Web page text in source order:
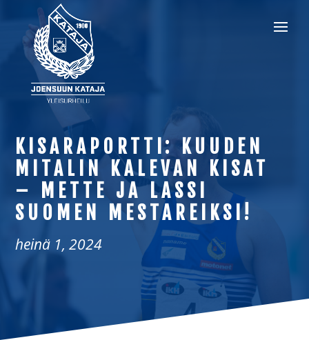
KISARAPORTTI: KUUDEN
MITALIN KALEVAN KISAT
– METTE JA LASSI
SUOMEN MESTAREIKSI!
heinä 1, 2024